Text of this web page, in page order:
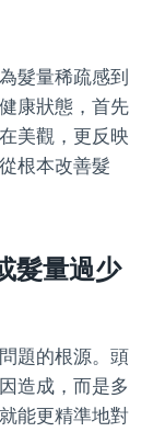
髮量稀疏感到
康狀態，首先
美觀，更反映
根本改善髮
髮量過少
題的根源。頭
造成，而是多
能更精準地對